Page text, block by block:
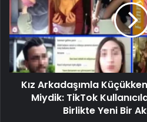
Kız Arkadaşımla
Miydik: TikTok
Birlikte Yeni Bir